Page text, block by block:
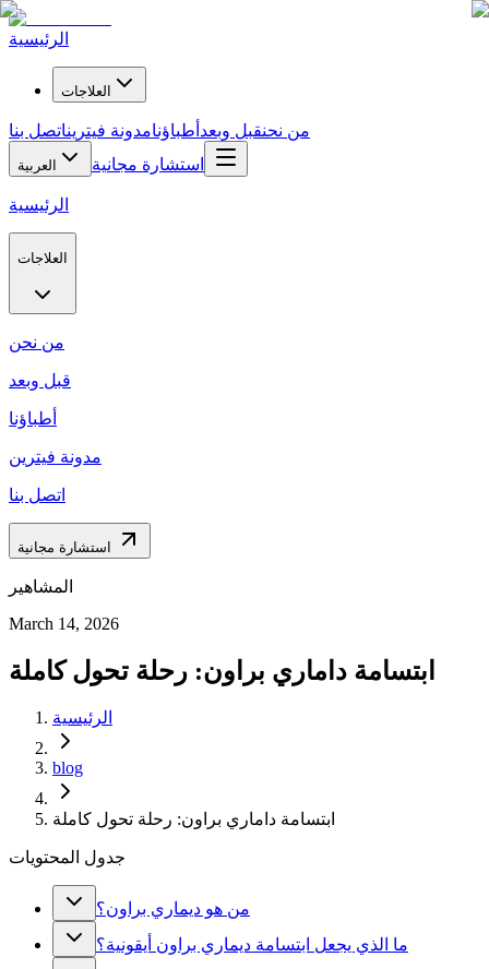
الرئيسية
العلاجات
من نحنقبل وبعد أطباؤنامدونة فيتريناتصل بنا
العربية استشارة مجانية
الرئيسية
العلاجات
من نحن
قبل وبعد
أطباؤنا
مدونة فيترين
اتصل بنا
استشارة مجانية
المشاهير
March 14, 2026
ابتسامة داماري براون: رحلة تحول كاملة
الرئيسية
blog
ابتسامة داماري براون: رحلة تحول كاملة
جدول المحتويات
من هو ديماري براون؟
ما الذي يجعل ابتسامة ديماري براون أيقونية؟